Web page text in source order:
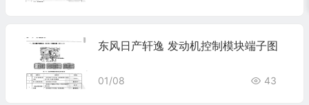
东风日产轩逸 发动机控制模块端子图
01/08 43